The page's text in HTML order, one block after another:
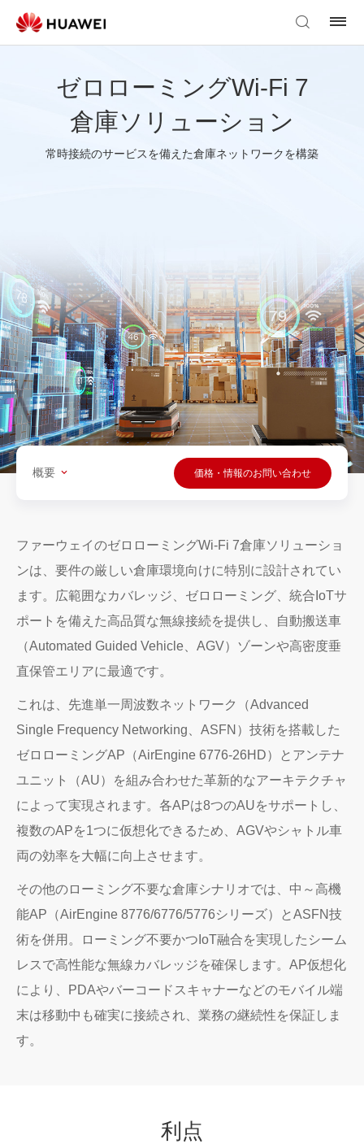
ゼロローミングWi-Fi 7
倉庫ソリューション
常時接続のサービスを備えた倉庫ネットワークを構築
概要 価格・情報のお問い合わせ
ファーウェイのゼロローミングWi-Fi 7倉庫ソリューショ
ンは、要件の厳しい倉庫環境向けに特別に設計されてい
ます。広範囲なカバレッジ、ゼロローミング、統合IoTサ
ポートを備えた高品質な無線接続を提供し、自動搬送車
（Automated Guided Vehicle、AGV）ゾーンや高密度垂
直保管エリアに最適です。
これは、先進単一周波数ネットワーク（Advanced
Single Frequency Networking、ASFN）技術を搭載した
ゼロローミングAP（AirEngine 6776-26HD）とアンテナ
ユニット（AU）を組み合わせた革新的なアーキテクチャ
によって実現されます。各APは8つのAUをサポートし、
複数のAPを1つに仮想化できるため、AGVやシャトル車
両の効率を大幅に向上させます。
その他のローミング不要な倉庫シナリオでは、中～高機
能AP（AirEngine 8776/6776/5776シリーズ）とASFN技
術を併用。ローミング不要かつIoT融合を実現したシーム
レスで高性能な無線カバレッジを確保します。AP仮想化
により、PDAやバーコードスキャナーなどのモバイル端
末は移動中も確実に接続され、業務の継続性を保証しま
す。
利点